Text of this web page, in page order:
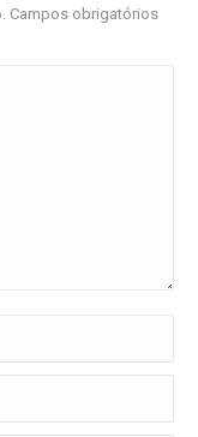
Campos obrigatórios